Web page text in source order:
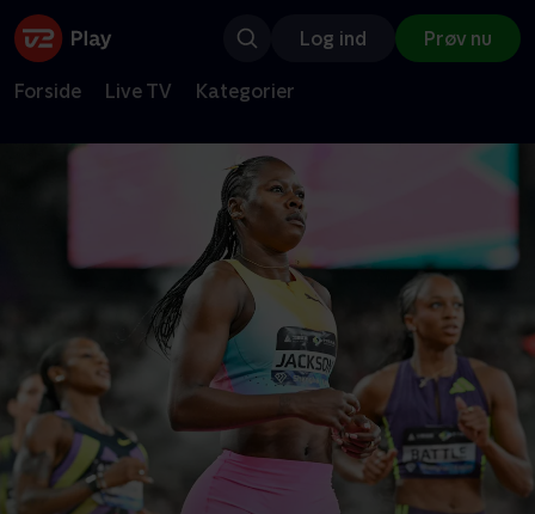
Log ind Prøv nu
Forside Live TV Kategorier